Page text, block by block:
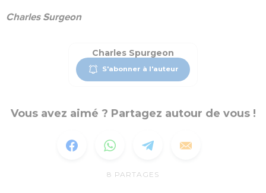
Charles Surgeon
Charles Spurgeon
S'abonner à l'auteur
Vous avez aimé ? Partagez autour de vous !
8 PARTAGES